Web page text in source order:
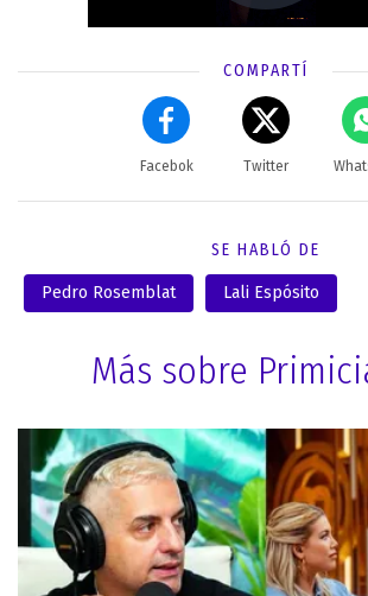
COMPARTÍ
Facebok Twitter
SE HABLÓ DE
Pedro Rosemblat Lali Espósito
Más sobre